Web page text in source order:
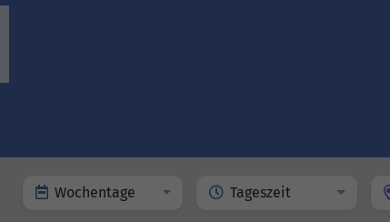
Wochentage Tageszeit